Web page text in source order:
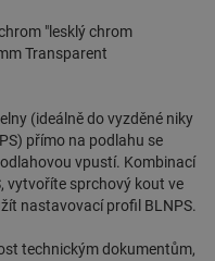
"lesklý chrom
Transparent
(ideálně do vyzděné niky
přímo na podlahu se
vpustí. Kombinací
vytvoříte sprchový kout ve
nastavovací profil BLNPS.
technickým dokumentům,